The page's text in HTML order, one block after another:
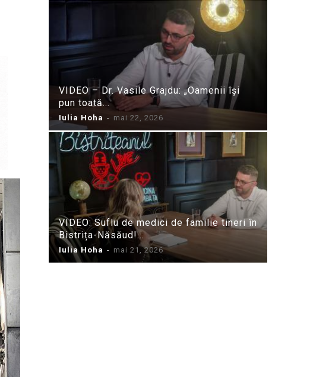
VIDEO – Dr. Vasile Grajdu: „Oamenii își
pun toată...
Iulia Hoha - mai 22, 2026
VIDEO: Suflu de medici de familie tineri în
Bistrița-Năsăud!...
Iulia Hoha - mai 21, 2026